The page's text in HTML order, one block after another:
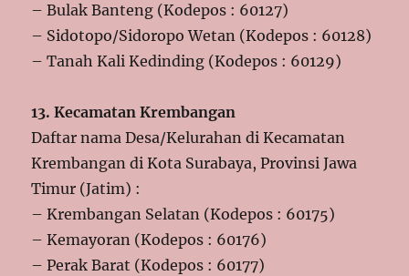
– Bulak Banteng (Kodepos : 60127)
– Sidotopo/Sidoropo Wetan (Kodepos : 60128)
– Tanah Kali Kedinding (Kodepos : 60129)
13. Kecamatan Krembangan
Daftar nama Desa/Kelurahan di Kecamatan
Krembangan di Kota Surabaya, Provinsi Jawa
Timur (Jatim) :
– Krembangan Selatan (Kodepos : 60175)
– Kemayoran (Kodepos : 60176)
– Perak Barat (Kodepos : 60177)